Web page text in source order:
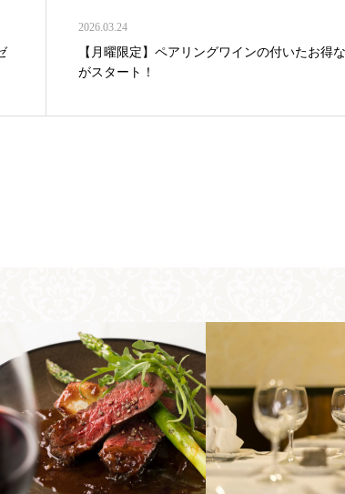
2026.03.24
【月曜限定】ペアリングワインの付いたお得
がスタート！